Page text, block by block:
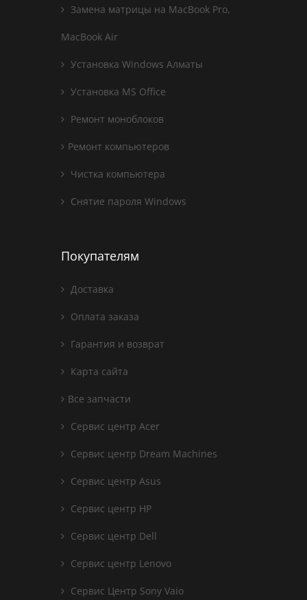
Замена матрицы на MacBook Pro,
MacBook Air
Установка Windows Алматы
Установка MS Office
Ремонт моноблоков
Ремонт компьютеров
Чистка компьютера
Снятие пароля Windows
Покупателям
Доставка
Оплата заказа
Гарантия и возврат
Карта сайта
Все запчасти
Сервис центр Acer
Сервис центр Dream Machines
Сервис центр Asus
Сервис центр HP
Сервис центр Dell
Сервис центр Lenovo
Сервис Центр Sony Vaio